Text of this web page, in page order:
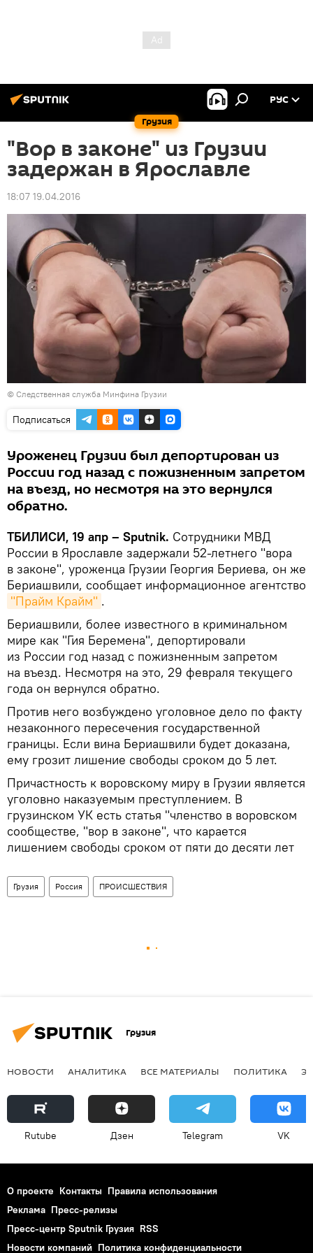
Грузия
РУС
"Вор в законе" из Грузии
задержан в Ярославле
18:07 19.04.2016
© Следственная служба Минфина Грузии
Подписаться
Уроженец Грузии был депортирован из
России год назад с пожизненным запретом
на въезд, но несмотря на это вернулся
обратно.
ТБИЛИСИ, 19 апр – Sputnik. Сотрудники МВД
России в Ярославле задержали 52-летнего "вора
в законе", уроженца Грузии Георгия Бериева, он же
Бериашвили, сообщает информационное агентство
"Прайм Крайм" .
Бериашвили, более известного в криминальном
мире как "Гия Беремена", депортировали
из России год назад с пожизненным запретом
на въезд. Несмотря на это, 29 февраля текущего
года он вернулся обратно.
Против него возбуждено уголовное дело по факту
незаконного пересечения государственной
границы. Если вина Бериашвили будет доказана,
ему грозит лишение свободы сроком до 5 лет.
Причастность к воровскому миру в Грузии является
уголовно наказуемым преступлением. В
грузинском УК есть статья "членство в воровском
сообществе, "вор в законе", что карается
лишением свободы сроком от пяти до десяти лет
Грузия Россия ПРОИСШЕСТВИЯ
Грузия
НОВОСТИ АНАЛИТИКА ВСЕ МАТЕРИАЛЫ ПОЛИТИКА
Rutube Дзен Telegram VK
О проекте Контакты Правила использования
Реклама Пресс-релизы
Пресс-центр Sputnik Грузия RSS
Новости компаний Политика конфиденциальности